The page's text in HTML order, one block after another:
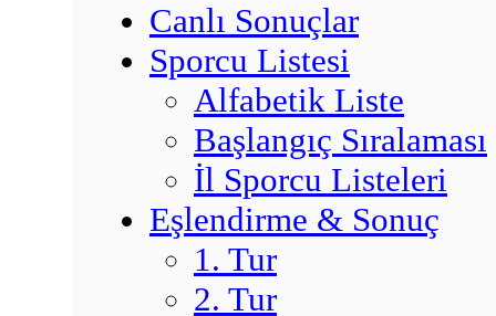
Canlı Sonuçlar
Sporcu Listesi
Alfabetik Liste
Başlangıç Sıralaması
İl Sporcu Listeleri
Eşlendirme & Sonuç
1. Tur
2. Tur